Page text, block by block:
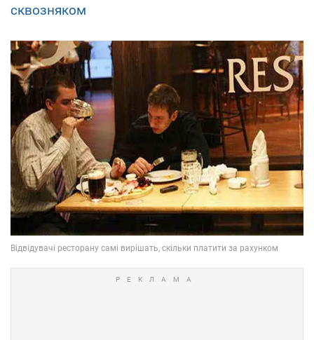
сквозняком